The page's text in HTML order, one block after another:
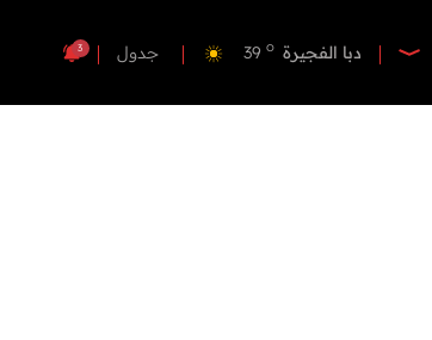
دبا الفجيرة 39 o جدول 3